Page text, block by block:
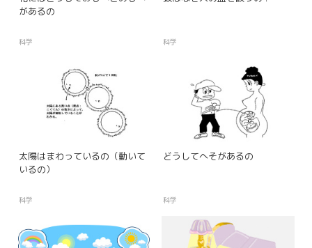
があるの
科学 科学
太陽はまわっているの（動いて
いるの）
科学
どうしてへそがあるの
科学